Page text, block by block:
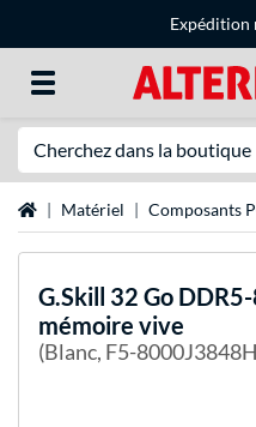
Expédition
Page d'accueil
Matériel Composants
G.Skill 32 Go
mémoire vive
(Blanc, F5-